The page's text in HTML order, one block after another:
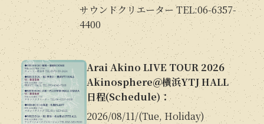
サウンドクリエーター TEL:06-6357-
4400
Arai Akino LIVE TOUR 2026
Akinosphere＠横浜YTJ HALL
日程(Schedule)：
2026/08/11/(Tue, Holiday)